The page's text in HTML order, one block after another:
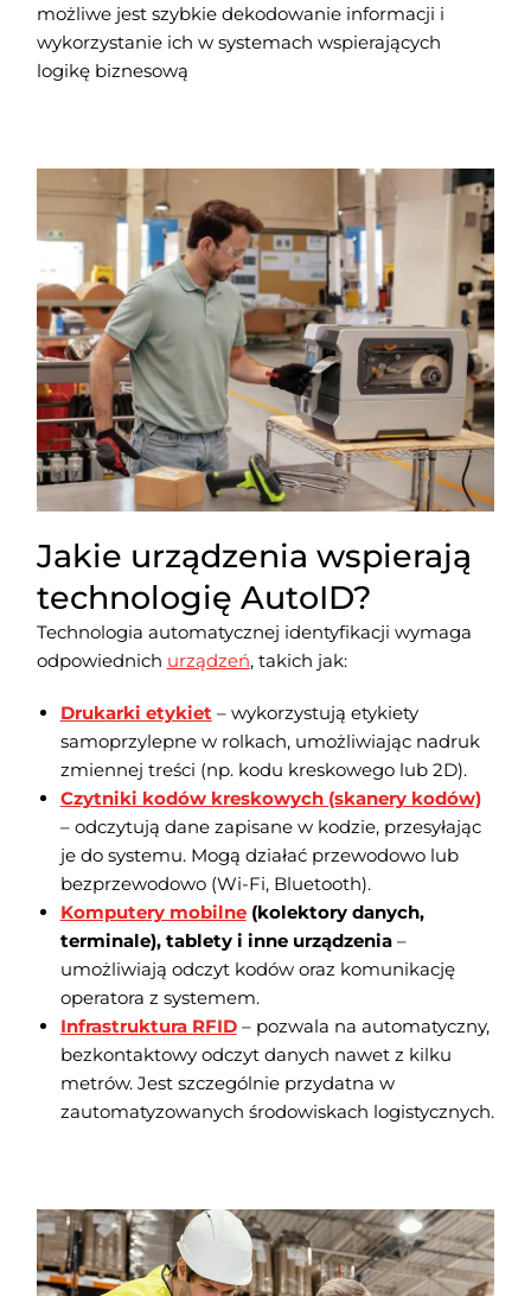
możliwe jest szybkie dekodowanie informacji i
wykorzystanie ich w systemach wspierających
logikę biznesową
Jakie urządzenia wspierają
technologię AutoID?
Technologia automatycznej identyfikacji wymaga
odpowiednich urządzeń, takich jak:
Drukarki etykiet– wykorzystują etykiety
samoprzylepne w rolkach, umożliwiając nadruk
zmiennej treści (np. kodu kreskowego lub 2D).
Czytniki kodów kreskowych (skanery kodów)
– odczytują dane zapisane w kodzie, przesyłając
je do systemu. Mogą działać przewodowo lub
bezprzewodowo (Wi-Fi, Bluetooth).
Komputery mobilne(kolektory danych,
terminale), tablety i inne urządzenia–
umożliwiają odczyt kodów oraz komunikację
operatora z systemem.
Infrastruktura RFID– pozwala na automatyczny,
bezkontaktowy odczyt danych nawet z kilku
metrów. Jest szczególnie przydatna w
zautomatyzowanych środowiskach logistycznych.